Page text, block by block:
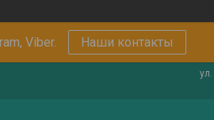
Viber. Наши контакты